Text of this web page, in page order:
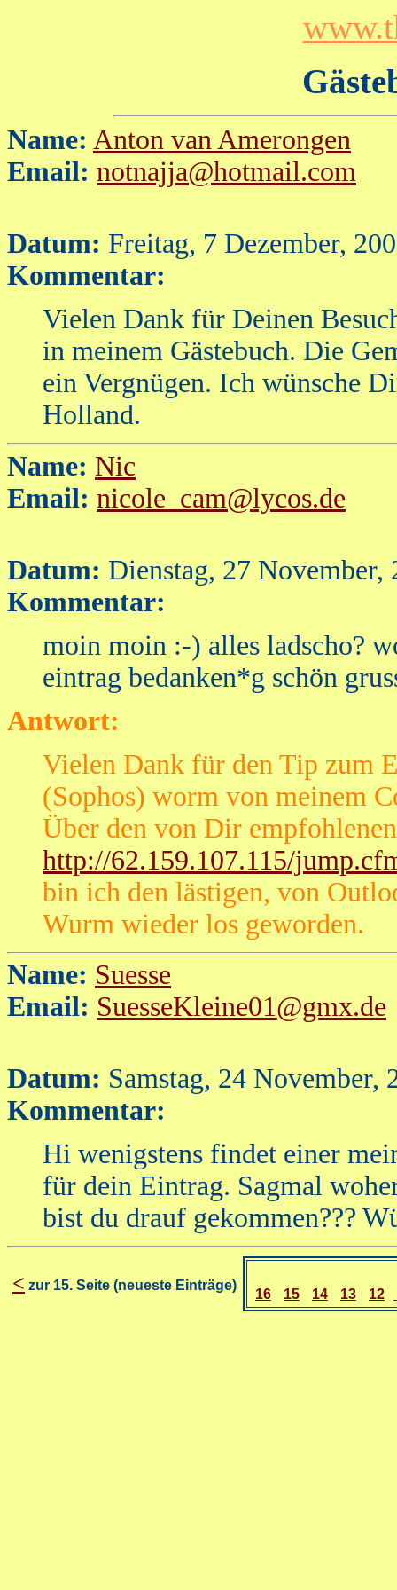
Name: Anton van Amerongen
Email: notnajja@hotmail.com
Datum: Freitag, 7 Dezember,
Kommentar:
Vielen Dank für Deinen
in meinem Gästebuch. Die
ein Vergnügen. Ich wünsche
Holland.
Name: Nic
Email: nicole_cam@lycos.de
Datum: Dienstag, 27 November,
Kommentar:
moin moin :-) alles ladscho?
eintrag bedanken*g schön
Antwort:
Vielen Dank für den Tip zum
(Sophos) worm von meinem
Über den von Dir
http://62.159.107.115/
bin ich den lästigen, von
Wurm wieder los geworden.
Name: Suesse
Email: SuesseKleine01@gmx.de
Datum: Samstag, 24 November,
Kommentar:
Hi wenigstens findet einer
für dein Eintrag. Sagmal
bist du drauf gekommen???
< zur 15. Seite (neueste Einträge)
16 15 14 13 12